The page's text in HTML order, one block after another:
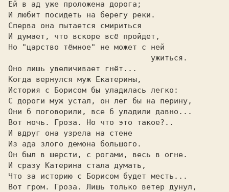
Ей в ад уже проложена дорога;
И любит посидеть на берегу реки.
Сперва она пытается смириться
И думает, что вскоре всё пройдет,
Но "царство тёмное" не может с ней
Оно лишь увеличивает гнёт...
Когда вернулся муж Екатерины,
История с Борисом бы уладилась легко:
С дороги муж устал, он лег бы на перину,
Они б поговорили, все б уладили давно...
Вот ночь. Гроза. Но что это такое?..
И вдруг она узрела на стене
Из ада злого демона большого.
Он был в шерсти, с рогами, весь в огне.
И сразу Катерина стала думать,
Что за историю с Борисом будет месть...
Вот гром. Гроза. Лишь только ветер дунул,